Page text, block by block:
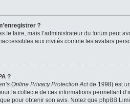
?
le faire, mais l’administrateur du forum peut
aux invités comme les avatars
?
Online Privacy Protection Actde 1998) est
la collecte de ces informations permettant
pour obtenir son avis. Notez que phpBB